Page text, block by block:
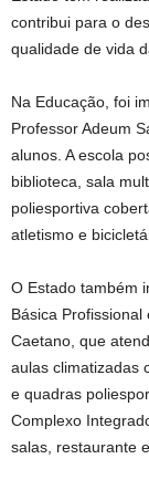
contribui para o
qualidade de vida
Na Educação, foi
Professor Adeum
alunos. A escola
biblioteca, sala
poliesportiva
atletismo e
O Estado também
Básica
Caetano, que
aulas climatizadas
e quadras
Complexo
salas, restaurante